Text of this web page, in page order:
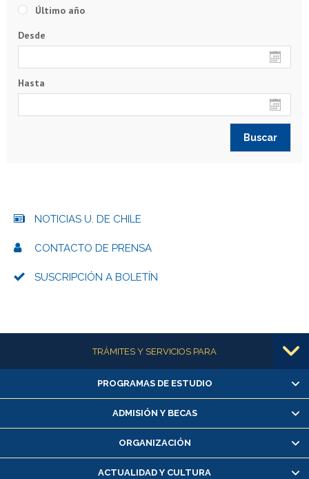
Último año
Desde
Hasta
NOTICIAS U. DE CHILE
CONTACTO DE PRENSA
SUSCRIPCIÓN A BOLETÍN
Más informaciónTRÁMITES Y SERVICIOS PARA
Alumnas/os y exalumnas/os
Matrícula en línea
Inscripción y cambio de asignaturas
Consulta y certificado de notas
PROGRAMAS DE ESTUDIO
ADMISIÓN Y BECAS
ORGANIZACIÓN
ACTUALIDAD Y CULTURA